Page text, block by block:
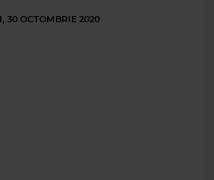
30 OCTOMBRIE 2020